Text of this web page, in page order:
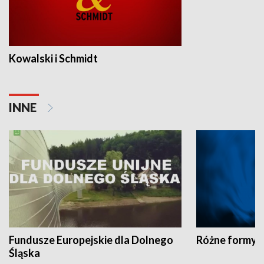
Kowalski i Schmidt
INNE
Fundusze Europejskie dla Dolnego
Śląska
Różne formy